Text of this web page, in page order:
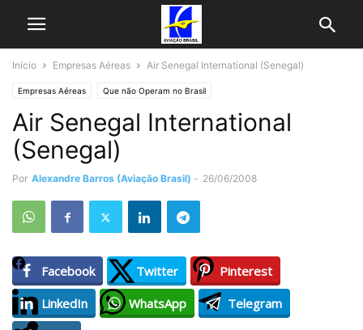
Início Empresas Aéreas Air Senegal International (Senegal)
Empresas Aéreas Que não Operam no Brasil
Air Senegal International
(Senegal)
Por Alexandre Barros (Aviação Brasil) - 26/06/2008
Facebook Twitter
Pinterest
LinkedIn
WhatsApp
Telegram